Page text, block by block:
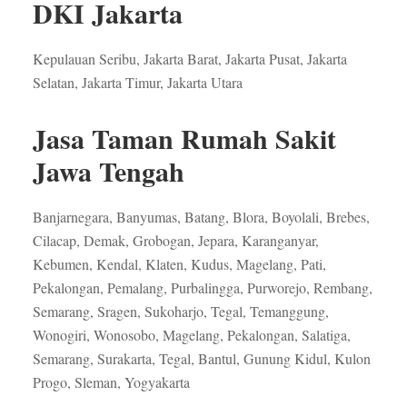
DKI Jakarta
Kepulauan Seribu, Jakarta Barat, Jakarta Pusat, Jakarta
Selatan, Jakarta Timur, Jakarta Utara
Jasa Taman Rumah Sakit
Jawa Tengah
Banjarnegara, Banyumas, Batang, Blora, Boyolali, Brebes,
Cilacap, Demak, Grobogan, Jepara, Karanganyar,
Kebumen, Kendal, Klaten, Kudus, Magelang, Pati,
Pekalongan, Pemalang, Purbalingga, Purworejo, Rembang,
Semarang, Sragen, Sukoharjo, Tegal, Temanggung,
Wonogiri, Wonosobo, Magelang, Pekalongan, Salatiga,
Semarang, Surakarta, Tegal, Bantul, Gunung Kidul, Kulon
Progo, Sleman, Yogyakarta